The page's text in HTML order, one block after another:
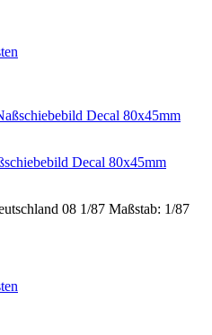
Decal 80x45mm
08 1/87 Maßstab: 1/87